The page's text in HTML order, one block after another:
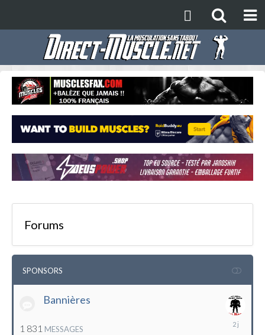
Forums
SPONSORS
Bannières
1 831 MESSAGES
lundi